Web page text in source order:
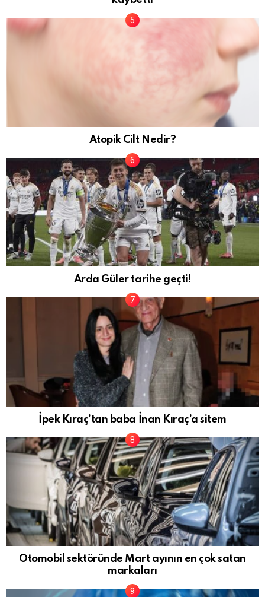
Atopik Cilt Nedir?
Arda Güler tarihe geçti!
İpek Kıraç’tan baba İnan Kıraç’a sitem
Otomobil sektöründe Mart ayının en çok satan
markaları